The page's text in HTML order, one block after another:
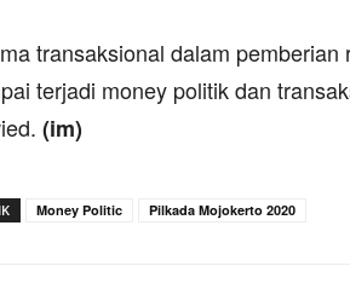
transaksional dalam
terjadi money politik dan
(im)
Money Politic Pilkada Mojokerto 2020